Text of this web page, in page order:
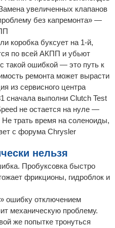
увеличенных клапанов
без капремонта» —
коробка буксует на 1-й,
по всей АКПП и убьют
такой ошибкой — это путь к
ремонта может вырасти
из сервисного центра
сначала выполни Clutch Test
не остается на нуле —
Не трать время на соленоиды,
с форума Chrysler
нельзя
Пробуксовка быстро
фрикционы, гидроблок и
ошибку отключением
механическую проблему.
же попытке тронуться